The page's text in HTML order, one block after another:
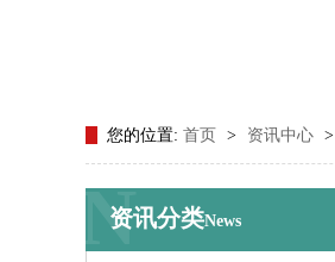
您的位置: 首页 > 资讯中心 >
资讯分类News
N